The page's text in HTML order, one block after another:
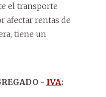
el transporte
afectar rentas de
tiene un
- IVA: